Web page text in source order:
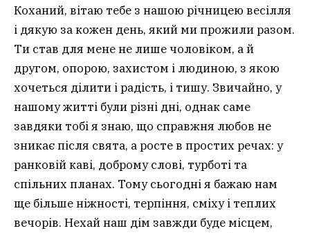
Коханий, вітаю тебе з нашою річницею весілля
і дякую за кожен день, який ми прожили разом.
Ти став для мене не лише чоловіком, а й
другом, опорою, захистом і людиною, з якою
хочеться ділити і радість, і тишу. Звичайно, у
нашому житті були різні дні, однак саме
завдяки тобі я знаю, що справжня любов не
зникає після свята, а росте в простих речах: у
ранковій каві, доброму слові, турботі та
спільних планах. Тому сьогодні я бажаю нам
ще більше ніжності, терпіння, сміху і теплих
вечорів. Нехай наш дім завжди буде місцем,